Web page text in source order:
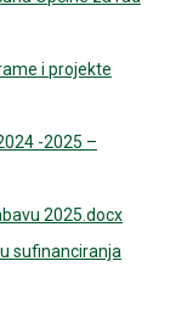
i projekte
-2025 –
2025.docx
sufinanciranja